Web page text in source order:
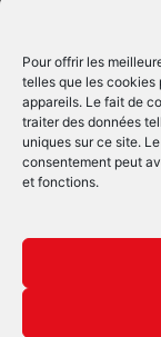
Pour offrir les
telles que les cookies
appareils. Le fait de
traiter des données
uniques sur ce site.
consentement peut
et fonctions.